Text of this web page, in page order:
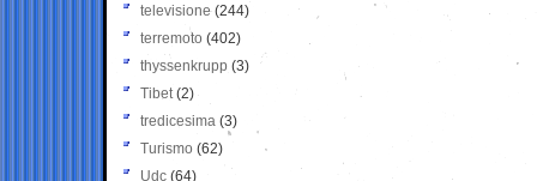
televisione(244)
terremoto (402)
thyssenkrupp (3)
Tibet(2)
tredicesima (3)
Turismo (62)
Udc (64)